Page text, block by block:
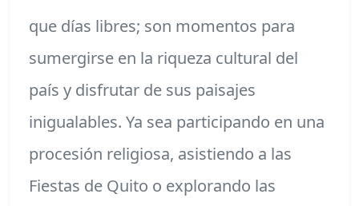
que días libres; son momentos para
sumergirse en la riqueza cultural del
país y disfrutar de sus paisajes
inigualables. Ya sea participando en una
procesión religiosa, asistiendo a las
Fiestas de Quito o explorando las